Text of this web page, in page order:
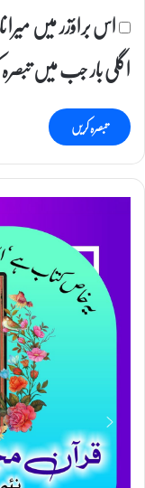
اس براؤزر میں
اگلی بار جب میں